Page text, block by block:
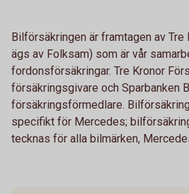
Bilförsäkringen är framtagen av
ägs av Folksam) som är vår
fordonsförsäkringar. Tre Kronor
försäkringsgivare och Sparbanken
försäkringsförmedlare.
specifikt för Mercedes;
tecknas för alla bilmärken,